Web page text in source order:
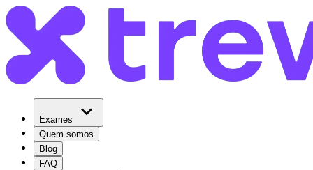
Exames
Quem somos
Blog
FAQ